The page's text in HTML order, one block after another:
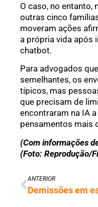
O caso, no entanto,
outras cinco
moveram ações
a própria vida após
chatbot.
Para advogados
semelhantes, os
típicos, mas
que precisam de
encontraram na IA
pensamentos mais
(Com informações
(Foto: Reprodução/
ANTERIOR